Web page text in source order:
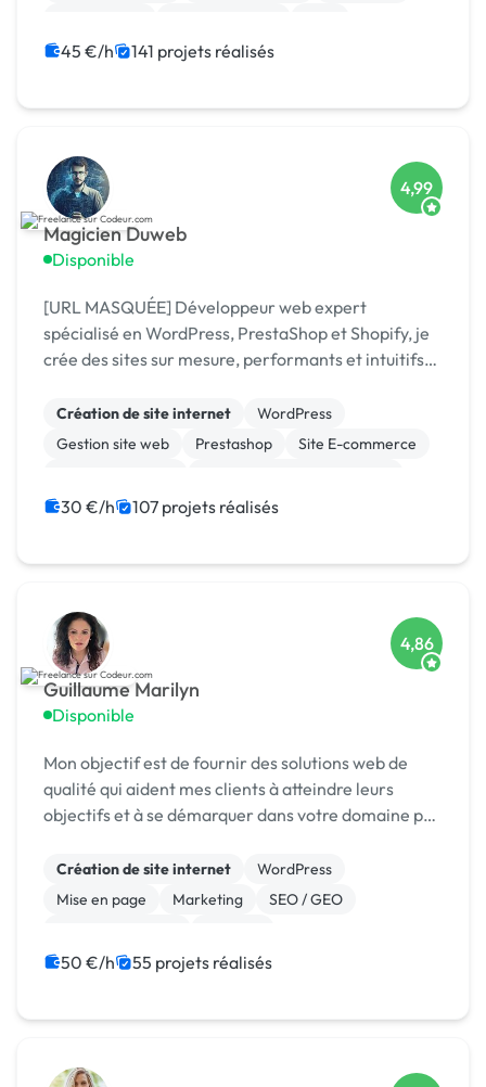
Landing page
Migration ou refonte de site
45 €/h 141 projets réalisés
Magicien Duweb
Disponible
4,99
[URL MASQUÉE] Développeur web expert
spécialisé en WordPress, PrestaShop et Shopify, je
crée des sites sur mesure, performants et intuitifs
Création de site internet
WordPress
Gestion site web
Prestashop
Site E-commerce
WooCommerce
Shopify PHP
30 €/h 107 projets réalisés
Guillaume Marilyn
Disponible
4,86
Mon objectif est de fournir des solutions web de
qualité qui aident mes clients à atteindre leurs
objectifs et à se démarquer dans votre domaine par
fonctionnelles qui captivent les utilisateurs. Je
vou...
Création de site internet
WordPress
Mise en page
Marketing
SEO / GEO
Community management
Formation
50 €/h 55 projets réalisés